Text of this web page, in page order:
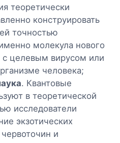
теоретически
конструировать
точностью
молекула нового
с целевым вирусом или
человека;
. Квантовые
в теоретической
исследователи
экзотических
и